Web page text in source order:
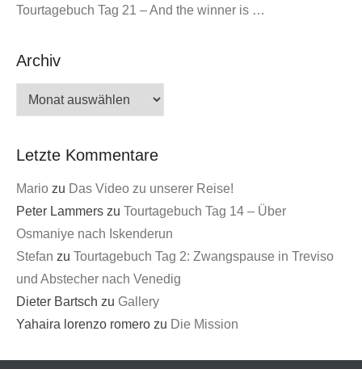
Tourtagebuch Tag 21 – And the winner is …
Archiv
Archiv
Letzte Kommentare
Mario zu Das Video zu unserer Reise!
Peter Lammers zu Tourtagebuch Tag 14 – Über
Osmaniye nach Iskenderun
Stefan zu Tourtagebuch Tag 2: Zwangspause in Treviso
und Abstecher nach Venedig
Dieter Bartsch zu Gallery
Yahaira lorenzo romero zu Die Mission